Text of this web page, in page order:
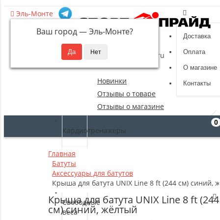
Доставка
Оплата
О магазине
Контакты
Эль-Монте
Ваш город —Эль-Монте?
8 (495) 532-94-39
sportpride@yandex.ru
Новинки
Отзывы о товаре
Отзывы о магазине
Кардиотренажеры
Силовые
тренажеры
Свободные
веса
0
Главная
Батуты
Аксессуары для батутов
Крыша для батута UNIX Line 8 ft (244 см) синий,
Крыша для батута UNIX Line 8 ft (244
см) синий, жёлтый